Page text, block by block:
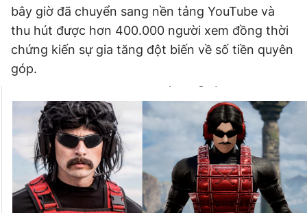
Giấy phép xuất bản số 110/GP - BTTTT cấp ngày 24.3.2020
© 2003-2026 Bản quyền thuộc về Báo Thanh Niên. Cấm sao
chép dưới mọi hình thức nếu không có sự chấp thuận bằng văn
bản. Phát triển bởi ePi Technologies, JSC.
bây giờ đã chuyển sang nền tảng YouTube và
thu hút được hơn 400.000 người xem đồng thời
chứng kiến sự gia tăng đột biến về số tiền quyên
góp.